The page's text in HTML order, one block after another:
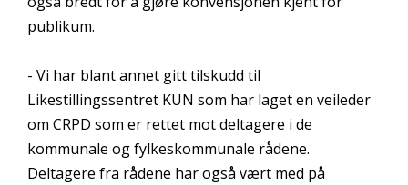
publikum.
- Vi har blant annet gitt tilskudd til
Likestillingssentret KUN som har laget en veileder
om CRPD som er rettet mot deltagere i de
kommunale og fylkeskommunale rådene.
Deltagere fra rådene har også vært med på